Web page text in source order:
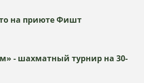
на приюте Фишт
- шахматный турнир на 30-